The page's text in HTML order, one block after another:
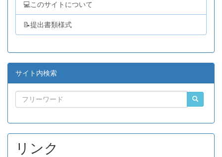
💻このサイトについて
📝提出書類様式
サイト内検索
リンク